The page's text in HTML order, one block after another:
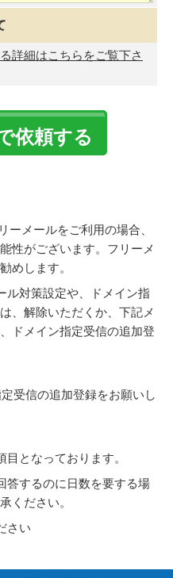
詳細はこちらをご覧下さ
ーメールをご利用の場合、
性がございます。フリーメ
めします。
ル対策設定や、ドメイン指
、解除いただくか、下記メ
ドメイン指定受信の追加登
受信の追加登録をお願いし
となっております。
答するのに日数を要する場
ください。
さい